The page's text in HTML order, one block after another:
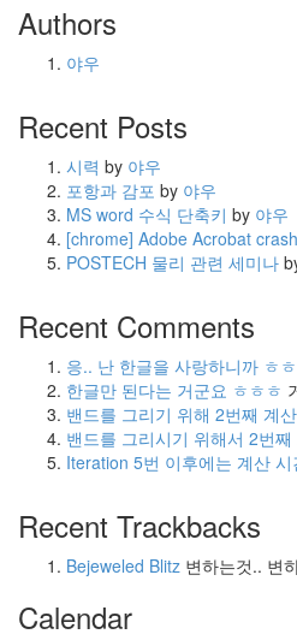
Authors
야우
Recent Posts
시력 by 야우
포항과 감포 by 야우
MS word 수식 단축키 by 야우
[chrome] Adobe Acrobat
POSTECH 물리 관련 세미나
Recent Comments
응.. 난 한글을 사랑하니까 ㅎ
한글만 된다는 거군요 ㅎㅎㅎ
밴드를 그리기 위해 2번째 계
밴드를 그리시기 위해서 2번
Iteration 5번 이후에는 계산 시
Recent Trackbacks
Bejeweled Blitz 변하는것.. 변
Calendar